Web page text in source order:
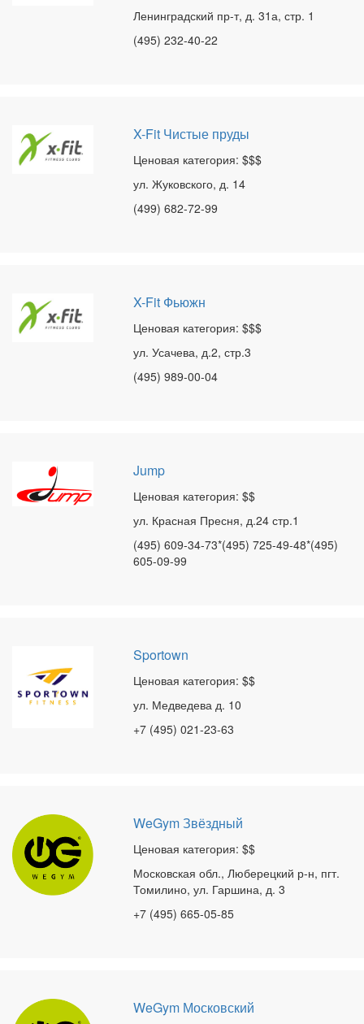
Ленинградский пр-т, д. 31а, стр. 1
(495) 232-40-22
X-Fit Чистые пруды
Ценовая категория: $$$
ул. Жуковского, д. 14
(499) 682-72-99
X-Fit Фьюжн
Ценовая категория: $$$
ул. Усачева, д.2, стр.3
(495) 989-00-04
Jump
Ценовая категория: $$
ул. Красная Пресня, д.24 стр.1
(495) 609-34-73*(495) 725-49-48*(495)
605-09-99
Sportown
Ценовая категория: $$
ул. Медведева д. 10
+7 (495) 021-23-63
WeGym Звёздный
Ценовая категория: $$
Московская обл., Люберецкий р-н, пгт.
Томилино, ул. Гаршина, д. 3
+7 (495) 665-05-85
WeGym Московский